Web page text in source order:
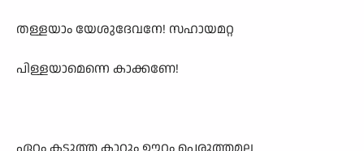
തള്ളയാം യേശുദേവനേ! സഹായമറ്റ
പിള്ളയാമെന്നെ കാക്കണേ!